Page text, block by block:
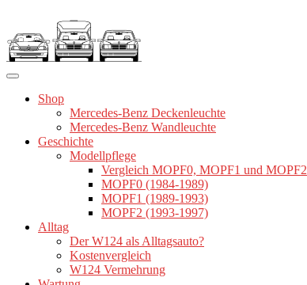
springen
Shop
Mercedes-Benz Deckenleuchte
Mercedes-Benz Wandleuchte
Geschichte
Modellpflege
Vergleich MOPF0, MOPF1 und MOPF2
MOPF0 (1984-1989)
MOPF1 (1989-1993)
MOPF2 (1993-1997)
Alltag
Der W124 als Alltagsauto?
Kostenvergleich
W124 Vermehrung